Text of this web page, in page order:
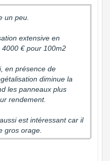
un peu.
extensive en
€ pour 100m2
en présence de
diminue la
les panneaux plus
rendement.
est intéressant car il
gros orage.